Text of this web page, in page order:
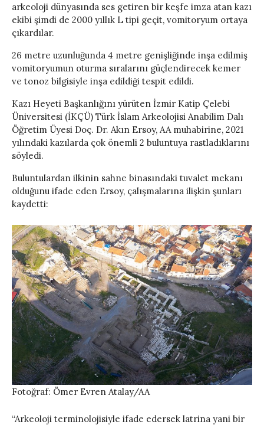
arkeoloji dünyasında ses getiren bir keşfe imza atan kazı
ekibi şimdi de 2000 yıllık L tipi geçit, vomitoryum ortaya
çıkardılar.
26 metre uzunluğunda 4 metre genişliğinde inşa edilmiş
vomitoryumun oturma sıralarını güçlendirecek kemer
ve tonoz bilgisiyle inşa edildiği tespit edildi.
Kazı Heyeti Başkanlığını yürüten İzmir Katip Çelebi
Üniversitesi (İKÇÜ) Türk İslam Arkeolojisi Anabilim Dalı
Öğretim Üyesi Doç. Dr. Akın Ersoy, AA muhabirine, 2021
yılındaki kazılarda çok önemli 2 buluntuya rastladıklarını
söyledi.
Buluntulardan ilkinin sahne binasındaki tuvalet mekanı
olduğunu ifade eden Ersoy, çalışmalarına ilişkin şunları
kaydetti:
Fotoğraf: Ömer Evren Atalay/AA
“Arkeoloji terminolojisiyle ifade edersek latrina yani bir